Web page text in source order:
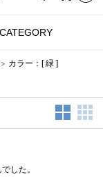
CATEGORY
カラー：[緑 ]
2列表示
した。